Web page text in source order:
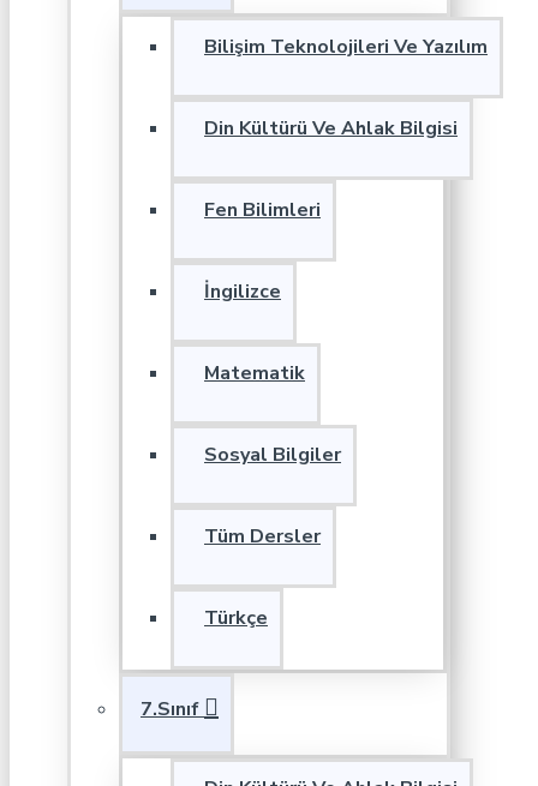
Bilişim Teknolojileri Ve Yazılım
Din Kültürü Ve Ahlak Bilgisi
Fen Bilimleri
İngilizce
Matematik
Sosyal Bilgiler
Tüm Dersler
Türkçe
7.Sınıf